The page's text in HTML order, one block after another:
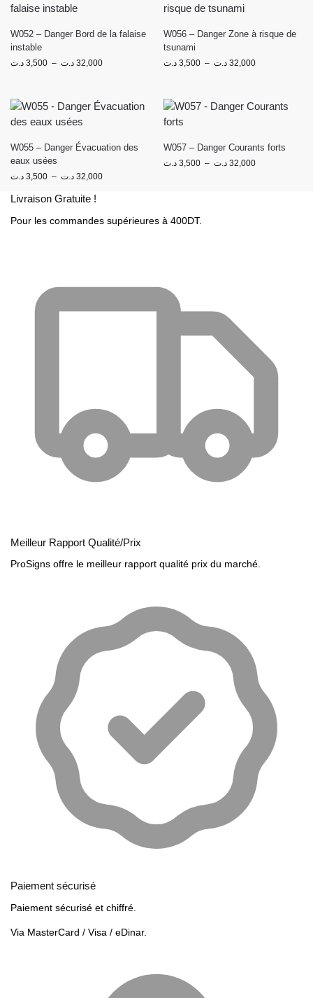
W052 – Danger Bord de la falaise
instable
3,500 د.ت – 32,000 د.ت
W056 – Danger Zone à risque de
tsunami
3,500 د.ت – 32,000 د.ت
W055 – Danger Évacuation des
eaux usées
3,500 د.ت – 32,000 د.ت
W057 – Danger Courants forts
3,500 د.ت – 32,000 د.ت
Livraison Gratuite !
Pour les commandes supérieures à 400DT.
Meilleur Rapport Qualité/Prix
ProSigns offre le meilleur rapport qualité prix du marché.
Paiement sécurisé
Paiement sécurisé et chiffré.
Via MasterCard / Visa / eDinar.